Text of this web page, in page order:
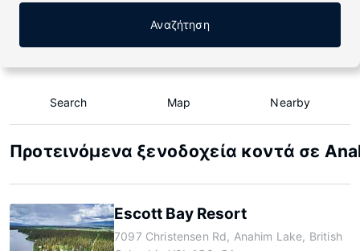
Αναζήτηση
Search Map Nearby
Προτεινόμενα ξενοδοχεία κοντά σε
Escott Bay Resort
7097 Christensen Rd, Anahim Lake, British